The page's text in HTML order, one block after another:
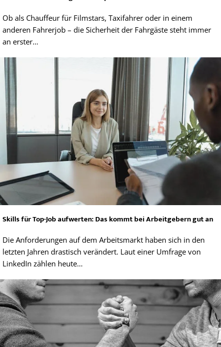
Ob als Chauffeur für Filmstars, Taxifahrer oder in einem
anderen Fahrerjob – die Sicherheit der Fahrgäste steht immer
an erster…
Skills für Top-Job aufwerten: Das kommt bei Arbeitgebern gut an
Die Anforderungen auf dem Arbeitsmarkt haben sich in den
letzten Jahren drastisch verändert. Laut einer Umfrage von
LinkedIn zählen heute…